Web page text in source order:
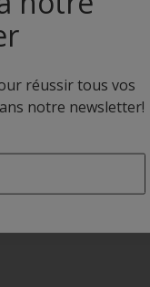
réussir tous vos
notre newsletter!
d'Utilisation